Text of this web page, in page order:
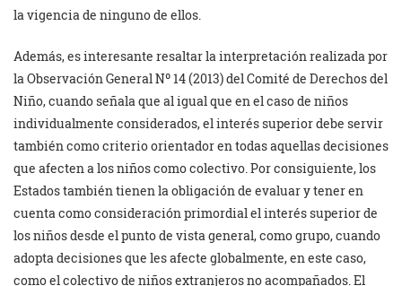
la vigencia de ninguno de ellos.
Además, es interesante resaltar la interpretación realizada por
la Observación General Nº 14 (2013) del Comité de Derechos del
Niño, cuando señala que al igual que en el caso de niños
individualmente considerados, el interés superior debe servir
también como criterio orientador en todas aquellas decisiones
que afecten a los niños como colectivo. Por consiguiente, los
Estados también tienen la obligación de evaluar y tener en
cuenta como consideración primordial el interés superior de
los niños desde el punto de vista general, como grupo, cuando
adopta decisiones que les afecte globalmente, en este caso,
como el colectivo de niños extranjeros no acompañados. El